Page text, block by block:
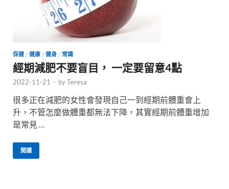
保健 / 健康 / 健身 / 常識
經期減肥不要盲目， 一定要留意4點
2022-11-21 - byTeresa
很多正在減肥的女性會發現自己一到經期前體重會上
升，不管怎麼做體重都無法下降，其實經期前體重增加
是常見 …
閱讀